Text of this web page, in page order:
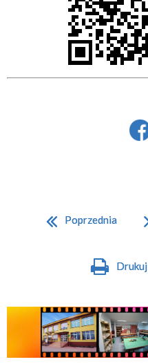
Poprzednia
Drukuj